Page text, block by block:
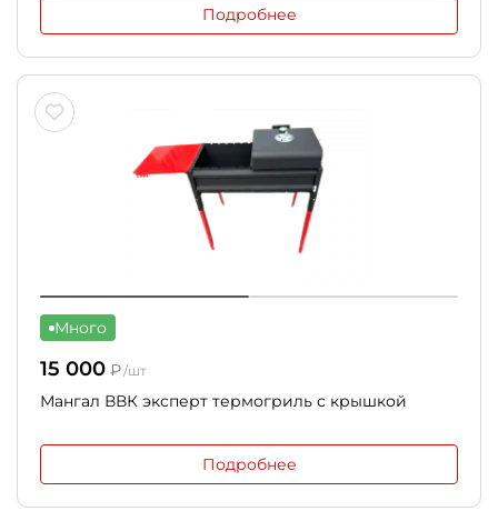
Подробнее
Много
15 000 ₽/шт
Мангал ВВК эксперт термогриль с крышкой
Подробнее